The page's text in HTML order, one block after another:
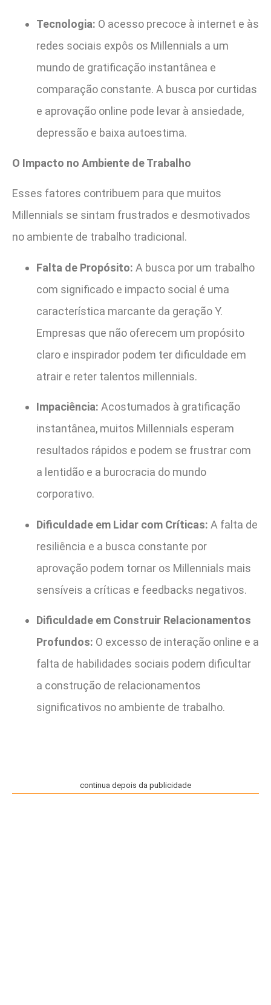
Tecnologia: O acesso precoce à internet e às
redes sociais expôs os Millennials a um
mundo de gratificação instantânea e
comparação constante. A busca por curtidas
e aprovação online pode levar à ansiedade,
depressão e baixa autoestima.
O Impacto no Ambiente de Trabalho
Esses fatores contribuem para que muitos
Millennials se sintam frustrados e desmotivados
no ambiente de trabalho tradicional.
Falta de Propósito: A busca por um trabalho
com significado e impacto social é uma
característica marcante da geração Y.
Empresas que não oferecem um propósito
claro e inspirador podem ter dificuldade em
atrair e reter talentos millennials.
Impaciência: Acostumados à gratificação
instantânea, muitos Millennials esperam
resultados rápidos e podem se frustrar com
a lentidão e a burocracia do mundo
corporativo.
Dificuldade em Lidar com Críticas: A falta de
resiliência e a busca constante por
aprovação podem tornar os Millennials mais
sensíveis a críticas e feedbacks negativos.
Dificuldade em Construir Relacionamentos
Profundos: O excesso de interação online e a
falta de habilidades sociais podem dificultar
a construção de relacionamentos
significativos no ambiente de trabalho.
continua depois da publicidade